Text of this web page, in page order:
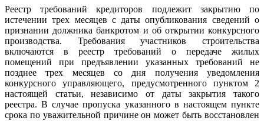
Реестр требований кредиторов подлежит закрытию по
истечении трех месяцев с даты опубликования сведений о
признании должника банкротом и об открытии конкурсного
производства. Требования участников строительства
включаются в реестр требований о передаче жилых
помещений при предъявлении указанных требований не
позднее трех месяцев со дня получения уведомления
конкурсного управляющего, предусмотренного пунктом 2
настоящей статьи, независимо от даты закрытия такого
реестра. В случае пропуска указанного в настоящем пункте
срока по уважительной причине он может быть восстановлен